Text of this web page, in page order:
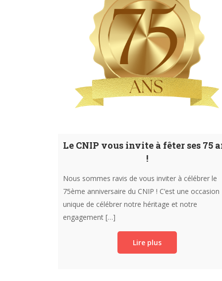
Le CNIP vous invite à fêter ses 75
!
Nous sommes ravis de vous inviter à célébrer le
75ème anniversaire du CNIP ! C’est une occasion
unique de célébrer notre héritage et notre
engagement […]
Lire plus